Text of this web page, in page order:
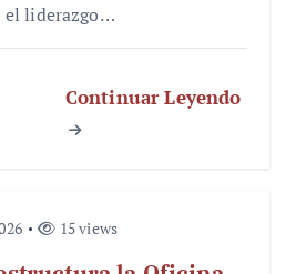
el liderazgo…
Continuar Leyendo
15 views